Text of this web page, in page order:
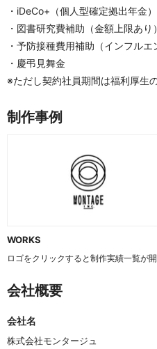
・iDeCo+（個人型確定拠出年金
・図書研究費補助（金額上限あり）
・予防接種費用補助（インフルエ
・慶弔見舞金
※ただし契約社員期間は福利厚生
制作事例
WORKS
ロゴをクリックすると制作実績一覧が
会社概要
会社名
株式会社モンタージュ